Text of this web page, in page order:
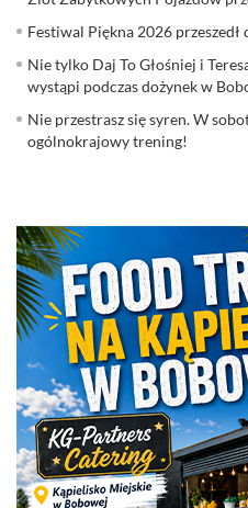
Festiwal Piękna 2026
Nie tylko Daj To Głośniej i
wystąpi podczas dożynek w
Nie przestrasz się syren. W
ogólnokrajowy trening!